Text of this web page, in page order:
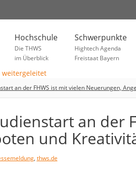
Hochschule
Die THWS
im Überblick
Schwerpunkte
Hightech Agenda
Freistaat Bayern
an der FHWS ist mit vielen Neuerungen,
an der
und
, thws.de